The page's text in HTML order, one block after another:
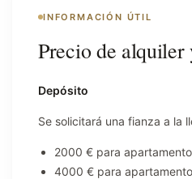
INFORMACIÓN ÚTIL
Precio de alquiler
Depósito
Se solicitará una fianza a la
2000 € para
4000 € para